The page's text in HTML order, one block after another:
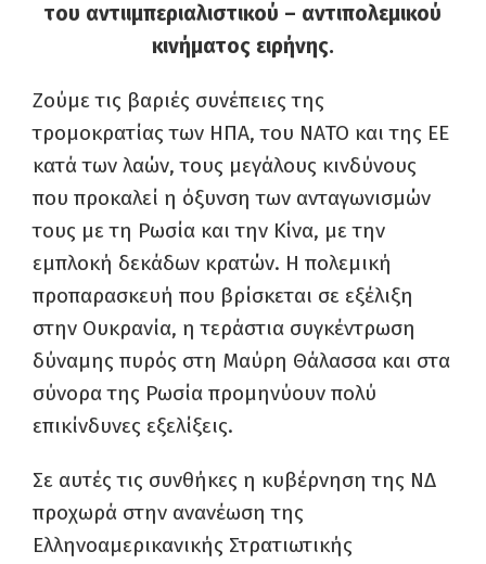
του αντιιμπεριαλιστικού – αντιπολεμικού
κινήματος ειρήνης.
Ζούμε τις βαριές συνέπειες της
τρομοκρατίας των ΗΠΑ, του ΝΑΤΟ και της ΕΕ
κατά των λαών, τους μεγάλους κινδύνους
που προκαλεί η όξυνση των ανταγωνισμών
τους με τη Ρωσία και την Κίνα, με την
εμπλοκή δεκάδων κρατών. Η πολεμική
προπαρασκευή που βρίσκεται σε εξέλιξη
στην Ουκρανία, η τεράστια συγκέντρωση
δύναμης πυρός στη Μαύρη Θάλασσα και στα
σύνορα της Ρωσία προμηνύουν πολύ
επικίνδυνες εξελίξεις.
Σε αυτές τις συνθήκες η κυβέρνηση της ΝΔ
προχωρά στην ανανέωση της
Ελληνοαμερικανικής Στρατιωτικής